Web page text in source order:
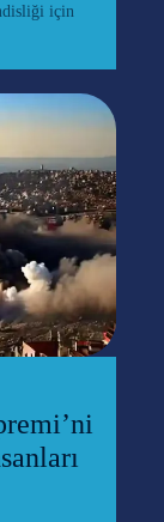
için